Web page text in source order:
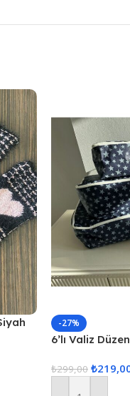
-27%
6’lı Valiz
₺299,00 ₺